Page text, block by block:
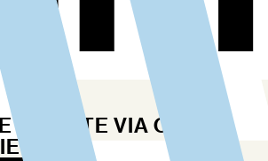
HOOGTE VIA ONZE